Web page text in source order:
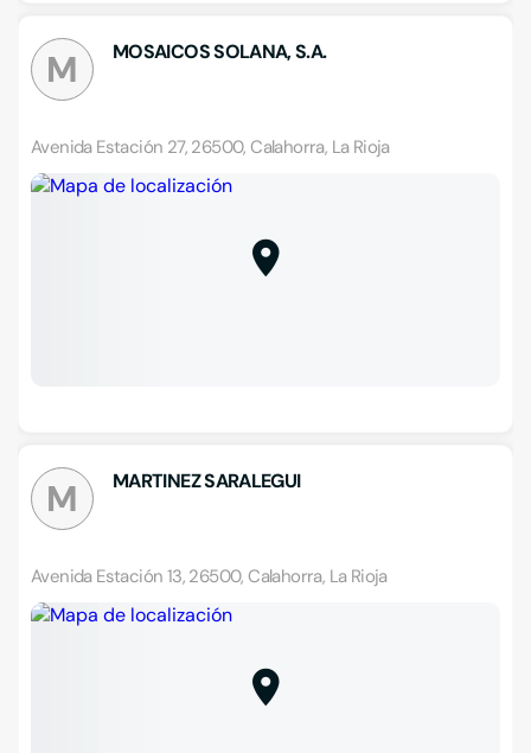
M MOSAICOS SOLANA, S.A.
Avenida Estación 27, 26500, Calahorra, La Rioja
M MARTINEZ SARALEGUI
Avenida Estación 13, 26500, Calahorra, La Rioja